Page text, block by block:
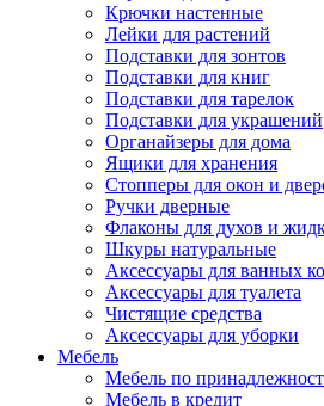
Крючки настенные
Лейки для растений
Подставки для зонтов
Подставки для книг
Подставки для тарелок
Подставки для украшений
Органайзеры для дома
Ящики для хранения
Стопперы для окон и
Ручки дверные
Флаконы для духов и
Шкуры натуральные
Аксессуары для ванных
Аксессуары для туалета
Чистящие средства
Аксессуары для уборки
Мебель
Мебель по
Мебель в кредит